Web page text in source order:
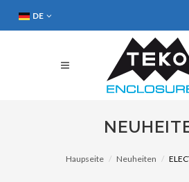
DE
Haupseite Neuheiten